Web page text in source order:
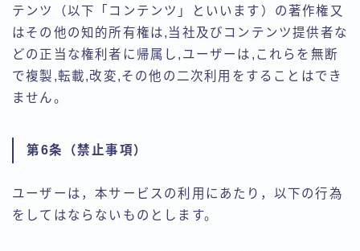
テンツ（以下「コンテンツ」といいます）の著作権又
はその他の知的所有権は,当社及びコンテンツ提供者な
どの正当な権利者に帰属し,ユーザーは,これらを無断
で複製,転載,改変,その他の二次利用をすることはでき
ません。
第6条（禁止事項）
ユーザーは，本サービスの利用にあたり，以下の行為
をしてはならないものとします。